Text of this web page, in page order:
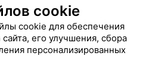
мой
и приятное
9
cookie
cookie для обеспечения
его улучшения, сбора
персонализированных